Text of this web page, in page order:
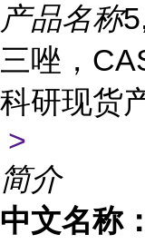
产品名称
三唑，
科研现货
>
简介
中文名称：